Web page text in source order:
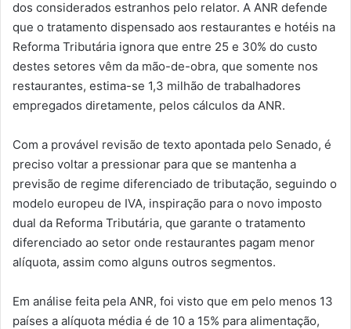
dos considerados estranhos pelo relator. A ANR defende
que o tratamento dispensado aos restaurantes e hotéis na
Reforma Tributária ignora que entre 25 e 30% do custo
destes setores vêm da mão-de-obra, que somente nos
restaurantes, estima-se 1,3 milhão de trabalhadores
empregados diretamente, pelos cálculos da ANR.
Com a provável revisão de texto apontada pelo Senado, é
preciso voltar a pressionar para que se mantenha a
previsão de regime diferenciado de tributação, seguindo o
modelo europeu de IVA, inspiração para o novo imposto
dual da Reforma Tributária, que garante o tratamento
diferenciado ao setor onde restaurantes pagam menor
alíquota, assim como alguns outros segmentos.
Em análise feita pela ANR, foi visto que em pelo menos 13
países a alíquota média é de 10 a 15% para alimentação,